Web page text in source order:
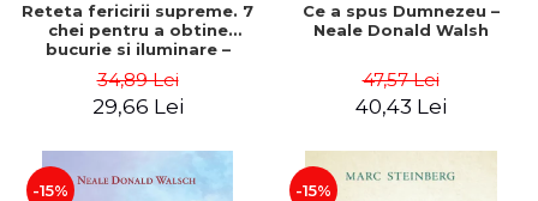
Reteta fericirii supreme. 7
chei pentru a obtine
bucurie si iluminare –
34,89 Lei
29,66 Lei
Ce a spus Dumnezeu –
Neale Donald Walsh
47,57 Lei
40,43 Lei
-15% -15%